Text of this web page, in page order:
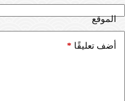
الموقع
أضف تعليقًا *